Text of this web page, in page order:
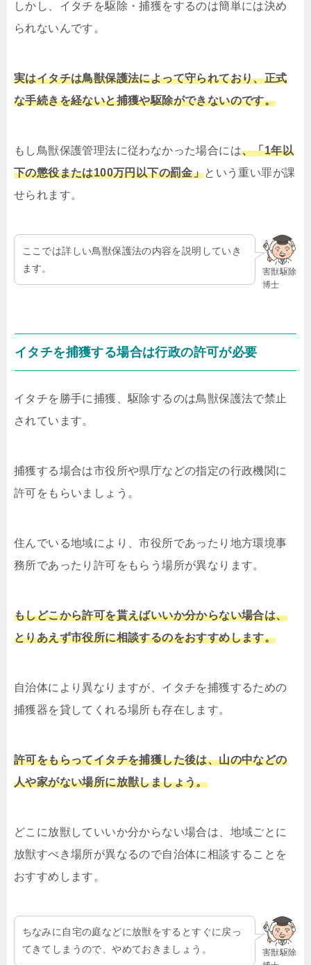
しかし、イタチを駆除・捕獲をするのは簡単には決め
られないんです。
実はイタチは鳥獣保護法によって守られており、正式
な手続きを経ないと捕獲や駆除ができないのです。
もし鳥獣保護管理法に従わなかった場合には、「1年以
下の懲役または100万円以下の罰金」という重い罪が課
せられます。
害獣駆除
博士
ここでは詳しい鳥獣保護法の内容を説明していき
ます。
イタチを捕獲する場合は行政の許可が必要
イタチを勝手に捕獲、駆除するのは鳥獣保護法で禁止
されています。
捕獲する場合は市役所や県庁などの指定の行政機関に
許可をもらいましょう。
住んでいる地域により、市役所であったり地方環境事
務所であったり許可をもらう場所が異なります。
もしどこから許可を貰えばいいか分からない場合は、
とりあえず市役所に相談するのをおすすめします。
自治体により異なりますが、イタチを捕獲するための
捕獲器を貸してくれる場所も存在します。
許可をもらってイタチを捕獲した後は、山の中などの
人や家がない場所に放獣しましょう。
どこに放獣していいか分からない場合は、地域ごとに
放獣すべき場所が異なるので自治体に相談することを
おすすめします。
害獣駆除
ちなみに自宅の庭などに放獣をするとすぐに戻っ
てきてしまうので、やめておきましょう。